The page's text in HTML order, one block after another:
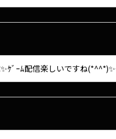
ｹﾞｰﾑ配信楽しいですね